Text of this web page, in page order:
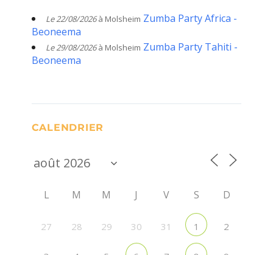
Le 22/08/2026à Molsheim Zumba Party Africa -
Beoneema
Le 29/08/2026à Molsheim Zumba Party Tahiti -
Beoneema
CALENDRIER
L M M J V S D
27 28 29 30 31 1 2